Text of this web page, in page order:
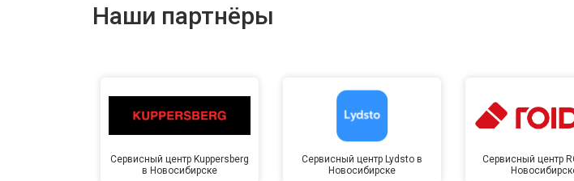
Наши партнёры
Сервисный центр Kuppersberg
в Новосибирске
Сервисный центр Lydsto в
Новосибирске
Сервисный центр